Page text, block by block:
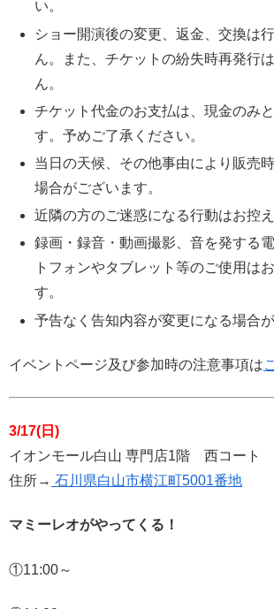
い。
ショー開演後の変更、返金、交換は
ん。また、チケットの紛失時再発行
ん。
チケット代金のお支払は、現金のみ
す。予めご了承ください。
当日の天候、その他事由により販売
場合がございます。
近隣の方のご迷惑になる行動はお控え
録画・録音・動画撮影、音を発する
トフォンやタブレット等のご使用は
す。
予告なく告知内容が変更になる場合
イベントページ及び参加時の注意事項は
3/17(日)
イオンモール白山 専門店1階 西コート
住所→ 石川県白山市横江町5001番地
マミーレオがやってくる！
①11:00～